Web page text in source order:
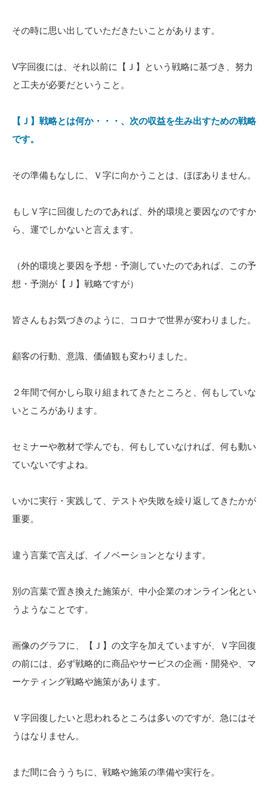
その時に思い出していただきたいことがあります。
V字回復には、それ以前に【Ｊ】という戦略に基づき、努力
と工夫が必要だということ。
【Ｊ】戦略とは何か・・・、次の収益を生み出すための戦略
です。
その準備もなしに、Ｖ字に向かうことは、ほぼありません。
もしＶ字に回復したのであれば、外的環境と要因なのですか
ら、運でしかないと言えます。
（外的環境と要因を予想・予測していたのであれば、この予
想・予測が【Ｊ】戦略ですが）
皆さんもお気づきのように、コロナで世界が変わりました。
顧客の行動、意識、価値観も変わりました。
２年間で何かしら取り組まれてきたところと、何もしていな
いところがあります。
セミナーや教材で学んでも、何もしていなければ、何も動い
ていないですよね。
いかに実行・実践して、テストや失敗を繰り返してきたかが
重要。
違う言葉で言えば、イノベーションとなります。
別の言葉で置き換えた施策が、中小企業のオンライン化とい
うようなことです。
画像のグラフに、【Ｊ】の文字を加えていますが、Ｖ字回復
の前には、必ず戦略的に商品やサービスの企画・開発や、マ
ーケティング戦略や施策があります。
Ｖ字回復したいと思われるところは多いのですが、急にはそ
うはなりません。
まだ間に合ううちに、戦略や施策の準備や実行を。